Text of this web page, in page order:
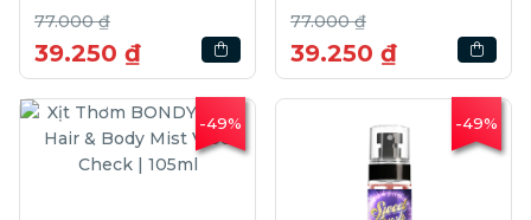
77.000 ₫
39.250 ₫
77.000 ₫
39.250 ₫
-49% -49%